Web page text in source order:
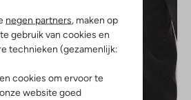
negen partners, maken op
gebruik van cookies en
technieken (gezamenlijk:
cookies om ervoor te
website goed